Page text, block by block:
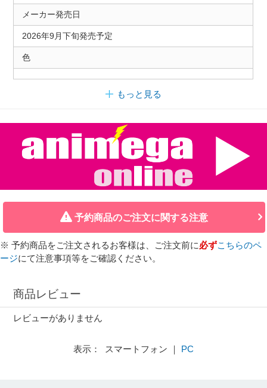
メーカー発売日
2026年9月下旬発売予定
色
もっと見る
予約商品のご注文に関する注意
※ 予約商品をご注文されるお客様は、ご注文前に必ずこちらのペ
ージにて注意事項等をご確認ください。
商品レビュー
レビューがありません
表示： スマートフォン ｜ PC